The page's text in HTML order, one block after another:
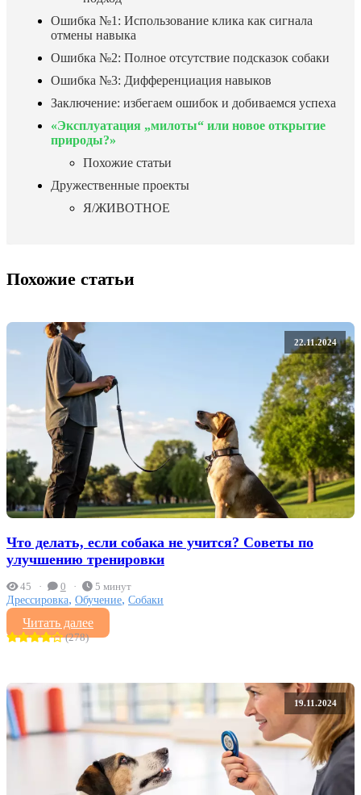
Ошибка №1: Использование клика как сигнала
отмены навыка
Ошибка №2: Полное отсутствие подсказок собаки
Ошибка №3: Дифференциация навыков
Заключение: избегаем ошибок и добиваемся успеха
«Эксплуатация „милоты“ или новое открытие
природы?»
Похожие статьи
Дружественные проекты
Я/ЖИВОТНОЕ
Похожие статьи
22.11.2024
Что делать, если собака не учится? Советы по
улучшению тренировки
45 0 5 минут
Дрессировка, Обучение, Собаки
Читать далее
(278)
19.11.2024